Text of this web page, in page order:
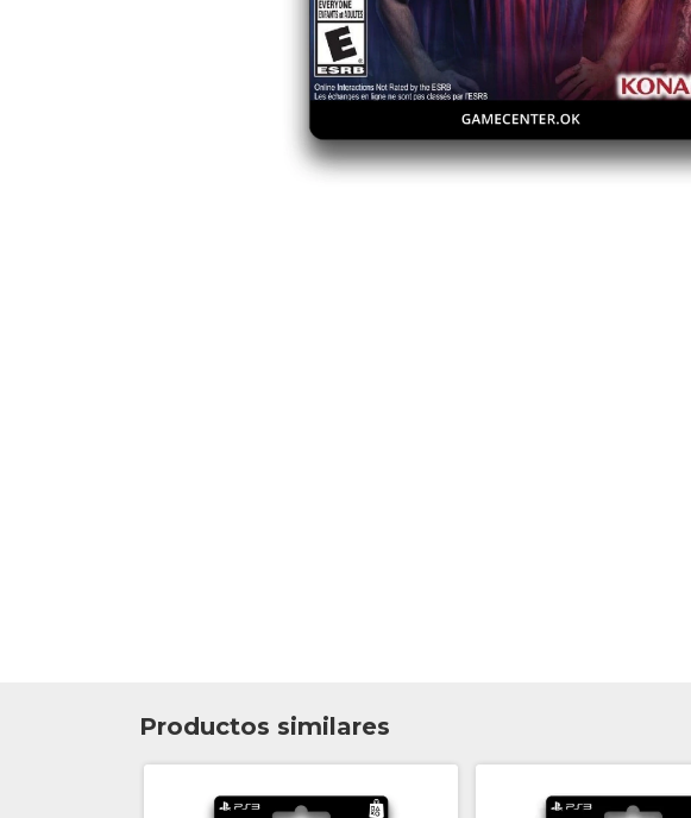
Productos similares